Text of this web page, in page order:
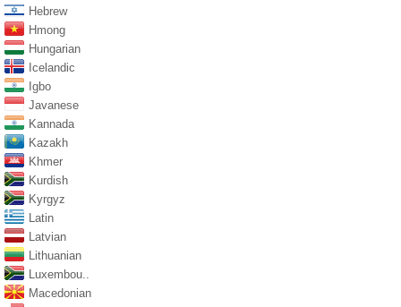
Hebrew
Hmong
Hungarian
Icelandic
Igbo
Javanese
Kannada
Kazakh
Khmer
Kurdish
Kyrgyz
Latin
Latvian
Lithuanian
Luxembou..
Macedonian